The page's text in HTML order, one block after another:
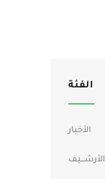
الفئة
الأخبار
الأرشـــيف